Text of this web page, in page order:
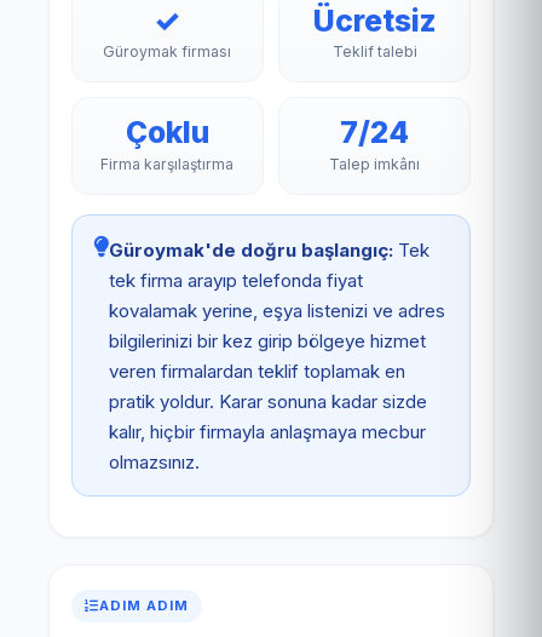
✓
Güroymak firması
Ücretsiz
Teklif talebi
Çoklu
Firma karşılaştırma
7/24
Talep imkânı
Güroymak'de doğru başlangıç: Tek
tek firma arayıp telefonda fiyat
kovalamak yerine, eşya listenizi ve adres
bilgilerinizi bir kez girip bölgeye hizmet
veren firmalardan teklif toplamak en
pratik yoldur. Karar sonuna kadar sizde
kalır, hiçbir firmayla anlaşmaya mecbur
olmazsınız.
ADIM ADIM